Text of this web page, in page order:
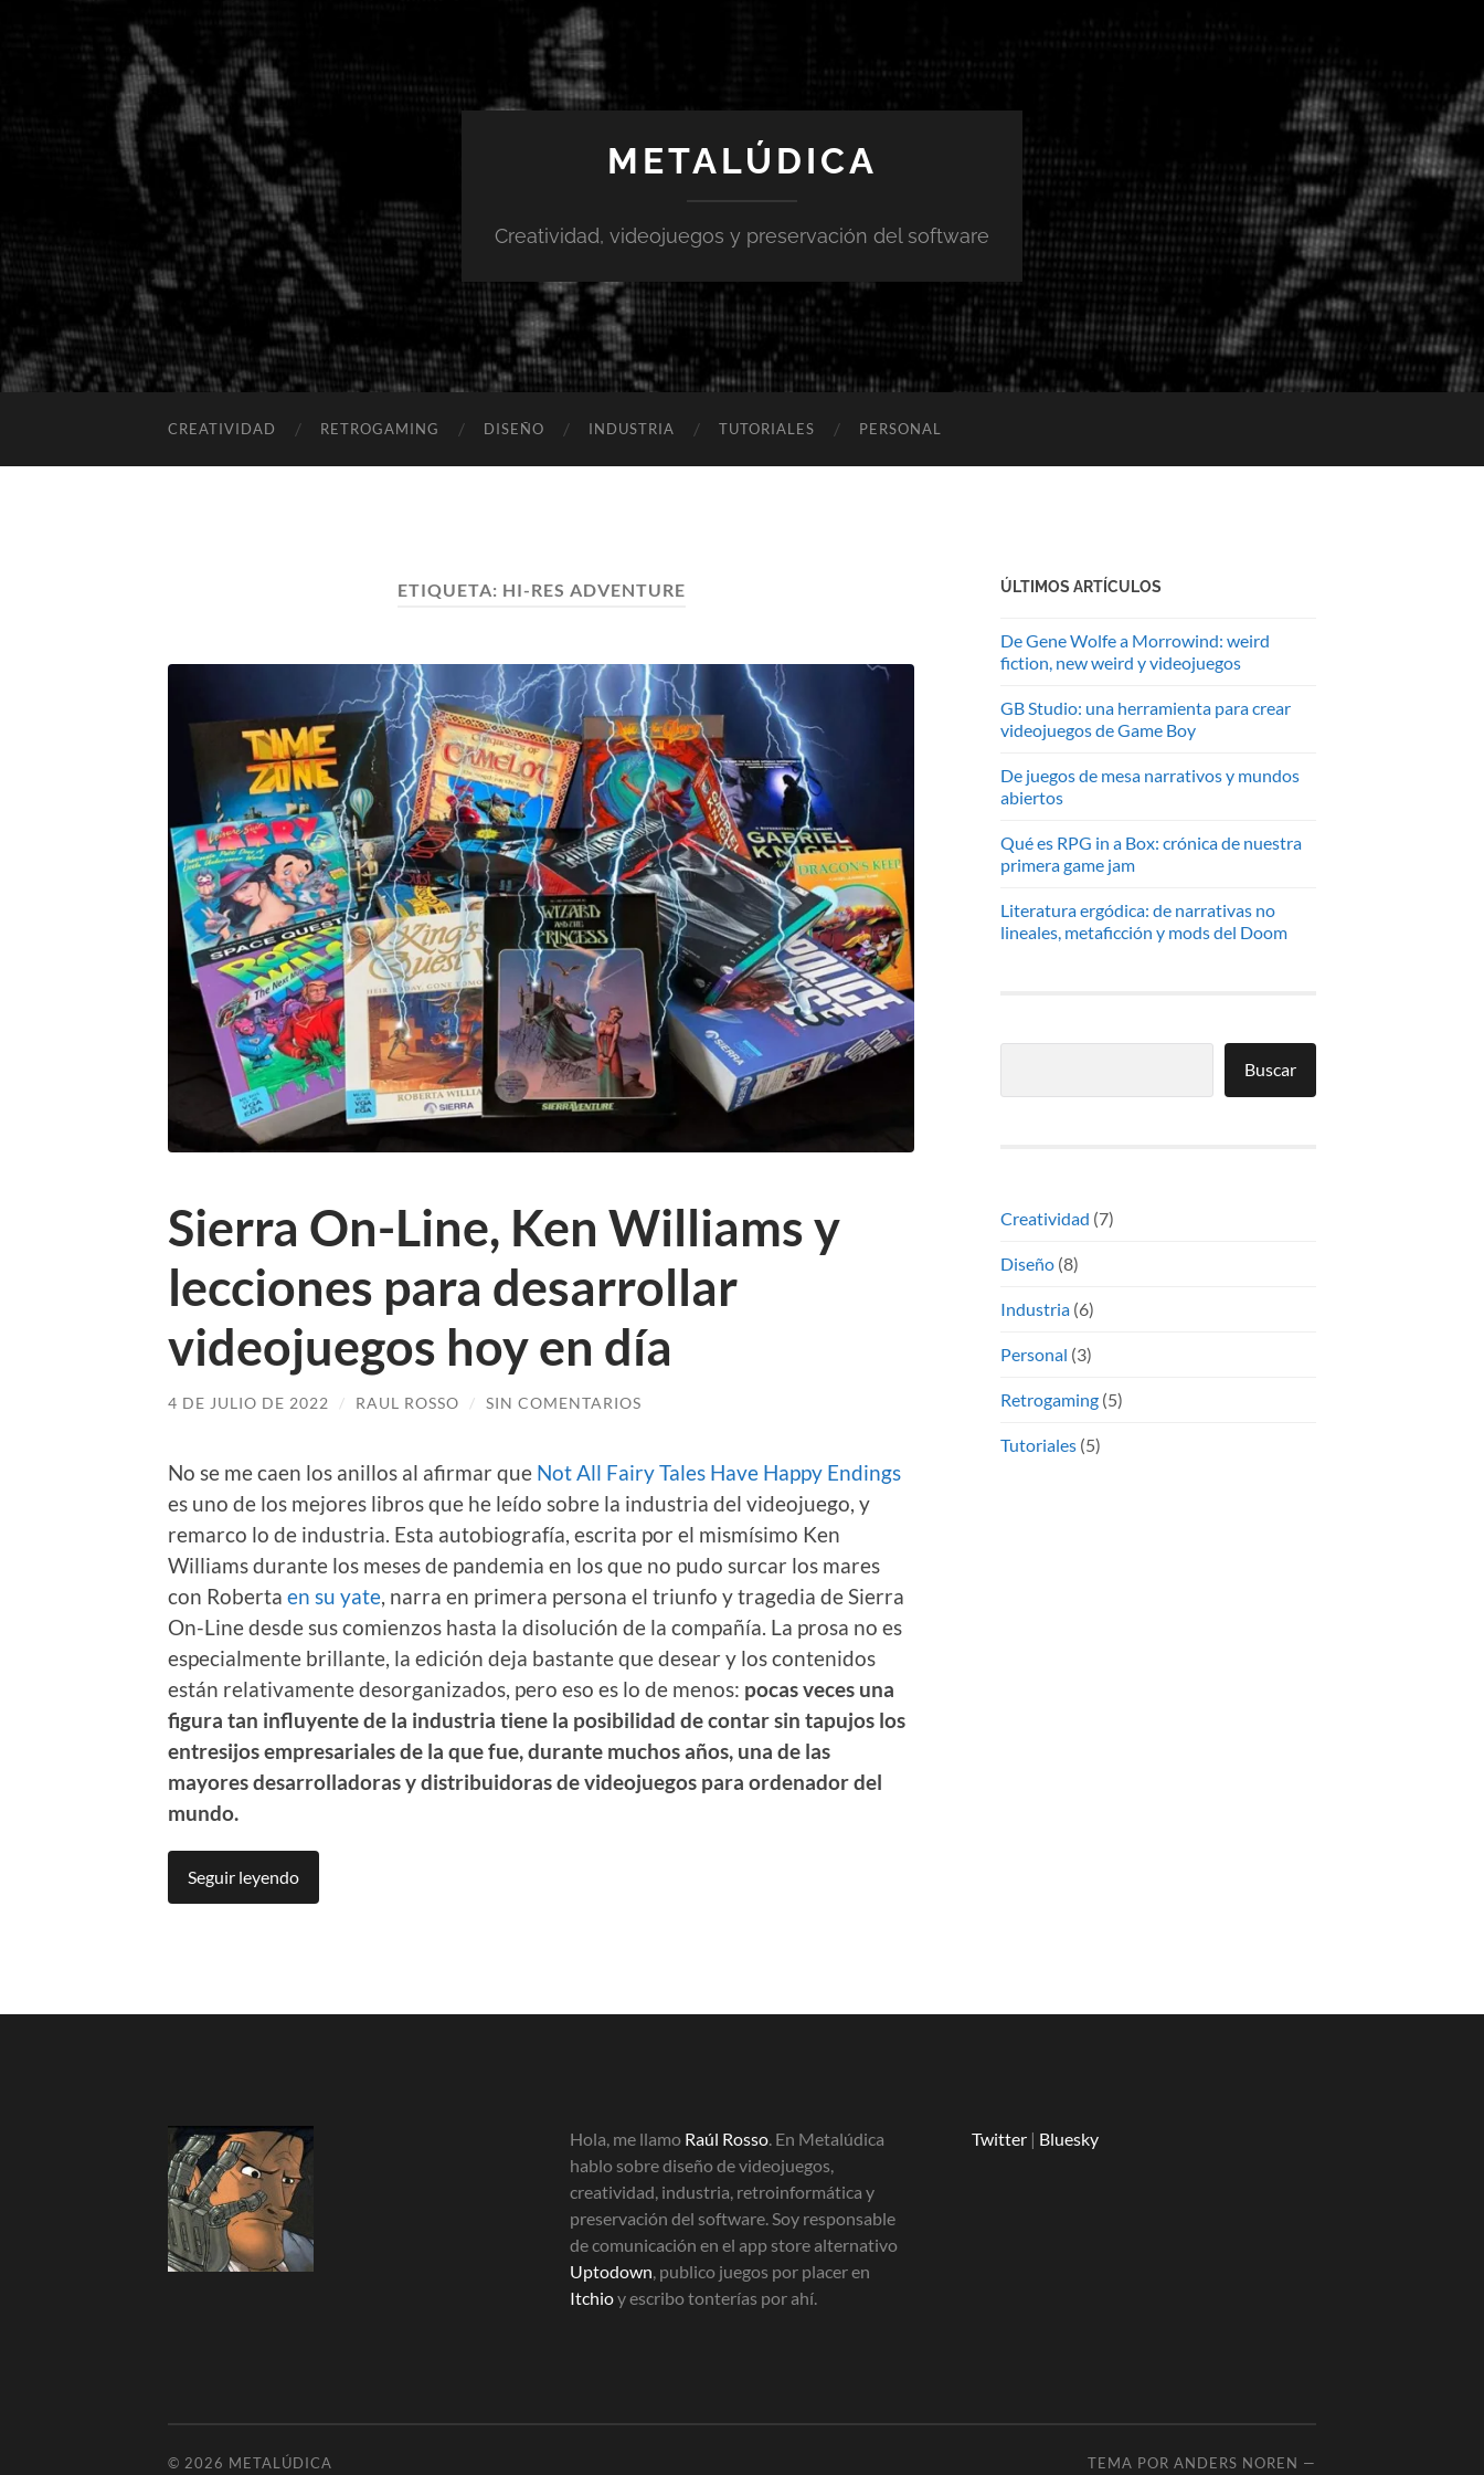
METALÚDICA
Creatividad, videojuegos y preservación del software
CREATIVIDAD RETROGAMING DISEÑO INDUSTRIA TUTORIALES PERSONAL
ETIQUETA: HI-RES ADVENTURE
Sierra On-Line, Ken Williams y
lecciones para desarrollar
videojuegos hoy en día
4 DE JULIO DE 2022 / RAUL ROSSO / SIN COMENTARIOS
No se me caen los anillos al afirmar que Not All Fairy Tales Have Happy Endings
es uno de los mejores libros que he leído sobre la industria del videojuego, y
remarco lo de industria. Esta autobiografía, escrita por el mismísimo Ken
Williams durante los meses de pandemia en los que no pudo surcar los mares
con Roberta en su yate , narra en primera persona el triunfo y tragedia de Sierra
On-Line desde sus comienzos hasta la disolución de la compañía. La prosa no es
especialmente brillante, la edición deja bastante que desear y los contenidos
están relativamente desorganizados, pero eso es lo de menos: pocas veces una
figura tan influyente de la industria tiene la posibilidad de contar sin tapujos los
entresijos empresariales de la que fue, durante muchos años, una de las
mayores desarrolladoras y distribuidoras de videojuegos para ordenador del
mundo.
Seguir leyendo
ÚLTIMOS ARTÍCULOS
De Gene Wolfe a Morrowind: weird
fiction, new weird y videojuegos
GB Studio: una herramienta para crear
videojuegos de Game Boy
De juegos de mesa narrativos y mundos
abiertos
Qué es RPG in a Box: crónica de nuestra
primera game jam
Literatura ergódica: de narrativas no
lineales, metaficción y mods del Doom
Buscar
Creatividad (7)
Diseño (8)
Industria (6)
Personal (3)
Retrogaming (5)
Tutoriales (5)
Hola, me llamo Raúl Rosso. En Metalúdica
hablo sobre diseño de videojuegos,
creatividad, industria, retroinformática y
preservación del software. Soy responsable
de comunicación en el app store alternativo
Uptodown, publico juegos por placer en
Itchioy escribo tonterías por ahí.
Twitter | Bluesky
© 2026 METALÚDICA TEMA POR ANDERS NOREN —